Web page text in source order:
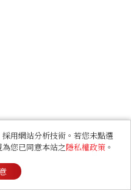
用網站分析技術。若您未點選
為您已同意本站之隱私權政策 。